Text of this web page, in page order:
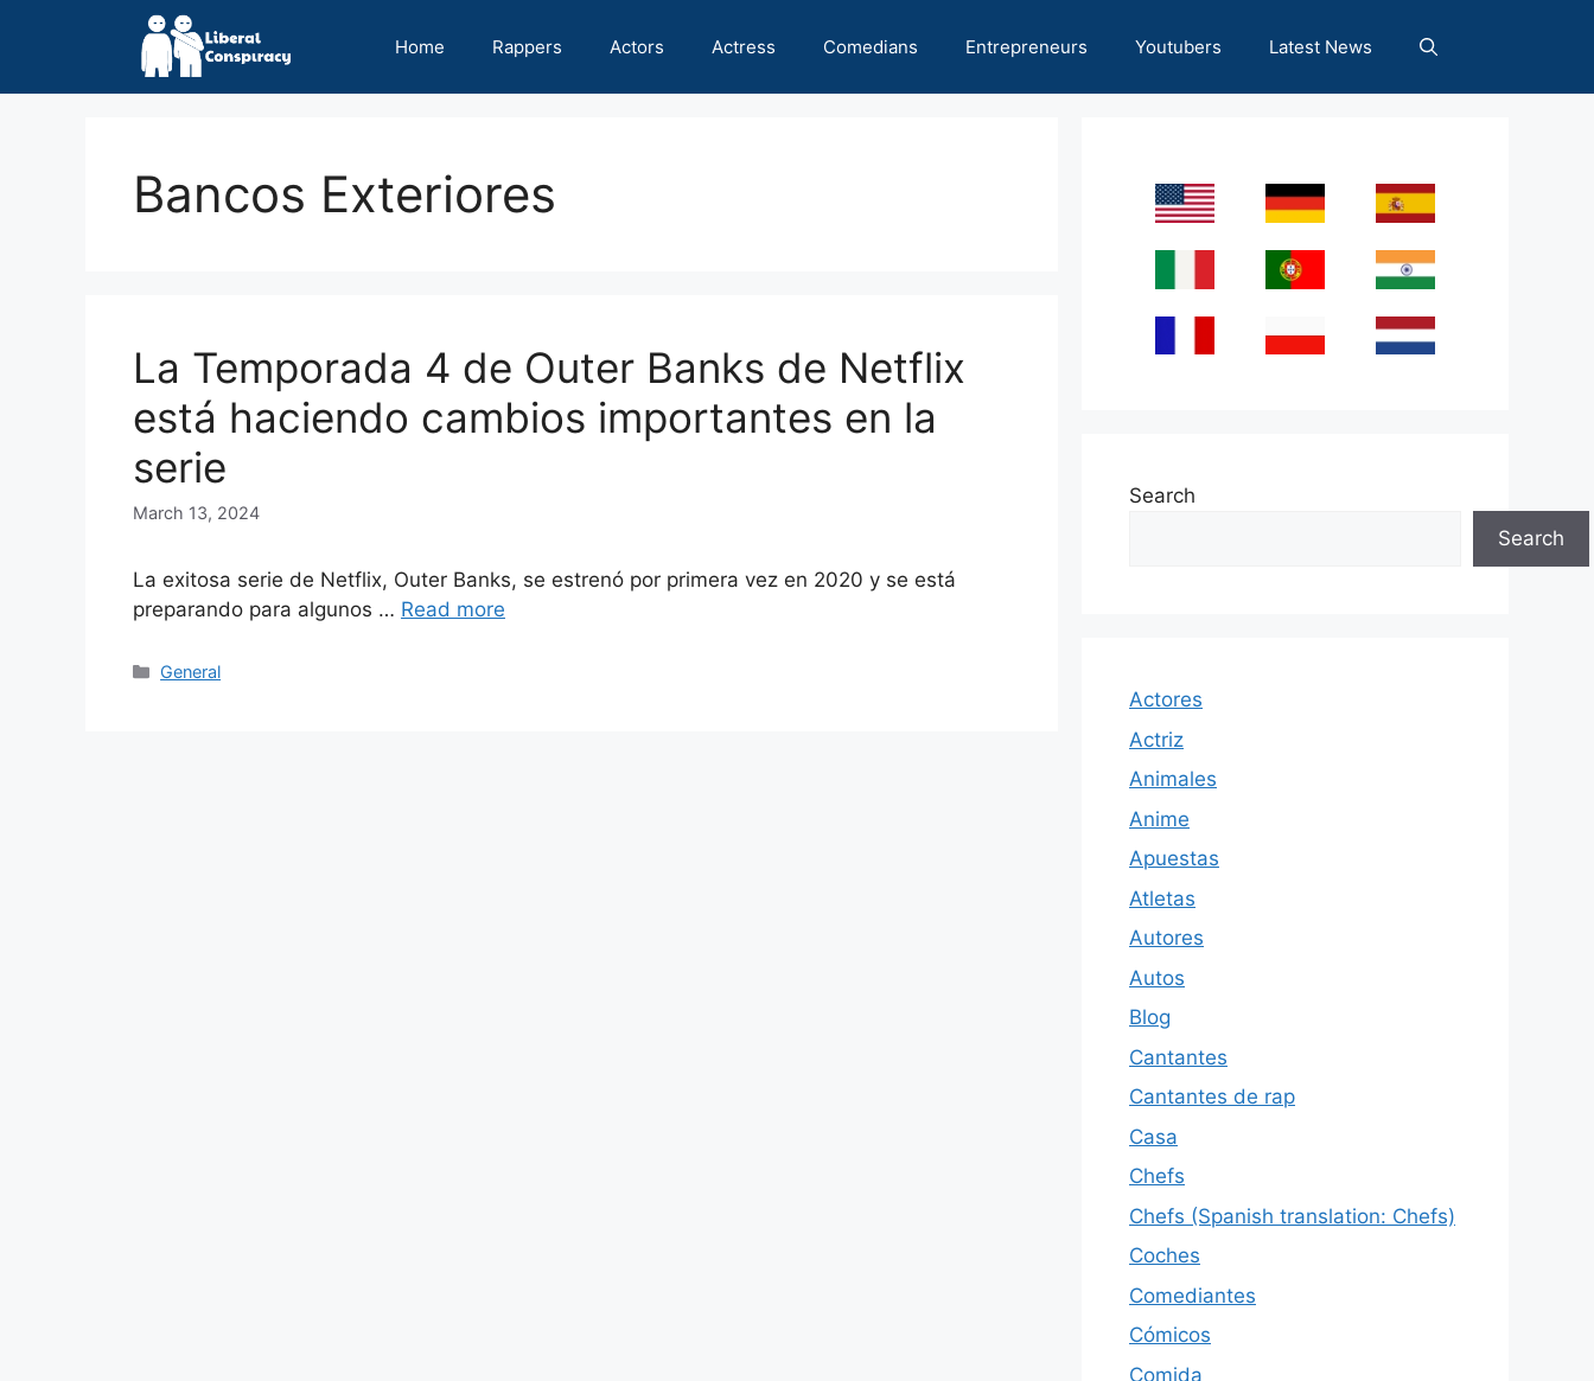
Home Rappers Actors Actress Comedians Entrepreneurs Youtubers Latest News
Bancos Exteriores
La Temporada 4 de Outer Banks de Netflix
está haciendo cambios importantes en la
serie
March 13, 2024
La exitosa serie de Netflix, Outer Banks, se estrenó por primera vez en 2020 y se está
preparando para algunos … Read more
Categories
General
Search
Search
Actores
Actriz
Animales
Anime
Apuestas
Atletas
Autores
Autos
Blog
Cantantes
Cantantes de rap
Casa
Chefs
Chefs (Spanish translation: Chefs)
Coches
Comediantes
Cómicos
Comida